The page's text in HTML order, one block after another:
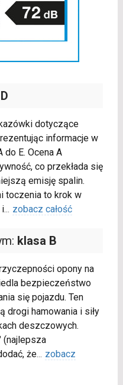
dotyczące
informacje w
E. Ocena A
co przekłada się
emisję spalin.
toczenia to krok w
i... zobacz całość
klasa B
opony na
bezpieczeństwo
się pojazdu. Ten
drogi hamowania i siły
deszczowych.
(najlepsza
że... zobacz